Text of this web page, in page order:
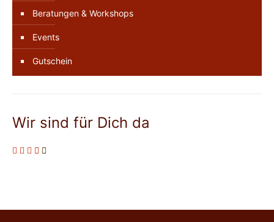
Beratungen & Workshops
Events
Gutschein
Wir sind für Dich da